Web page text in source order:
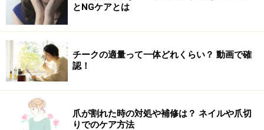
とNGケアとは
チークの適量って一体どれくらい？ 動画で確
認！
爪が割れた時の対処や補修は？ ネイルや爪切
りでのケア方法